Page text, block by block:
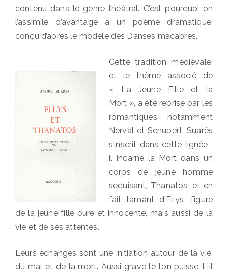
contenu dans le genre théâtral. C’est pourquoi on
l’assimile d’avantage à un poème dramatique,
conçu d’après le modèle des Danses macabres.
Cette tradition médiévale,
et le thème associé de
« La Jeune Fille et la
Mort », a été reprise par les
romantiques, notamment
Nerval et Schubert. Suarès
s’inscrit dans cette lignée :
il incarne la Mort dans un
corps de jeune homme
séduisant, Thanatos, et en
fait l’amant d’Ellys, figure
de la jeune fille pure et innocente, mais aussi de la
vie et de ses attentes.
Leurs échanges sont une initiation autour de la vie,
du mal et de la mort. Aussi grave le ton puisse-t-il